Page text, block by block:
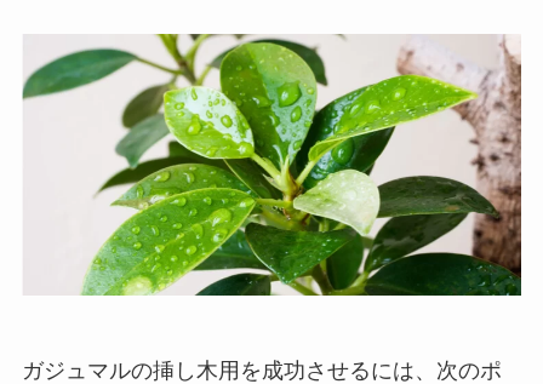
ガジュマルの挿し木用を成功させるには、次のポ